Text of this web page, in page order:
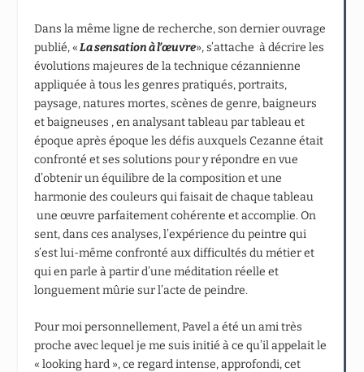
Dans la même ligne de recherche, son dernier ouvrage
publié, «La sensation à l’œuvre», s’attache à décrire les
évolutions majeures de la technique cézannienne
appliquée à tous les genres pratiqués, portraits,
paysage, natures mortes, scènes de genre, baigneurs
et baigneuses , en analysant tableau par tableau et
époque après époque les défis auxquels Cezanne était
confronté et ses solutions pour y répondre en vue
d’obtenir un équilibre de la composition et une
harmonie des couleurs qui faisait de chaque tableau
une œuvre parfaitement cohérente et accomplie. On
sent, dans ces analyses, l’expérience du peintre qui
s’est lui-même confronté aux difficultés du métier et
qui en parle à partir d’une méditation réelle et
longuement mûrie sur l’acte de peindre.
Pour moi personnellement, Pavel a été un ami très
proche avec lequel je me suis initié à ce qu’il appelait le
« looking hard », ce regard intense, approfondi, cet